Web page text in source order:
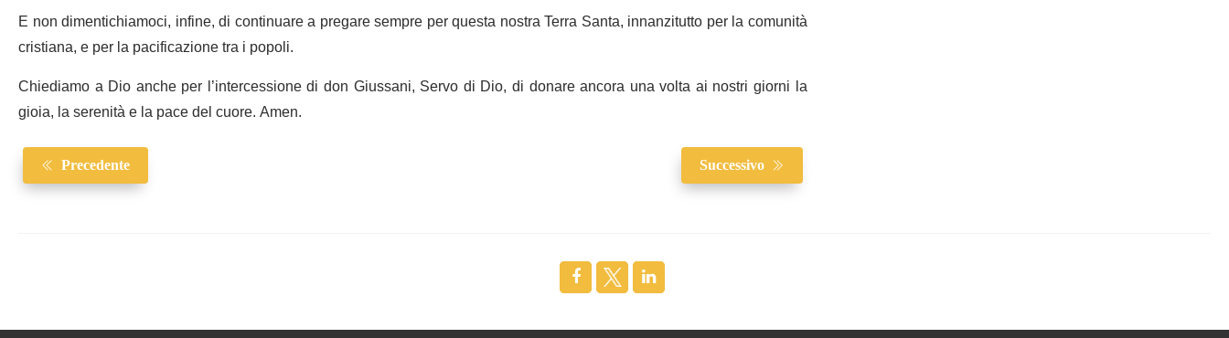
E non dimentichiamoci, infine, di continuare a pregare sempre per questa nostra Terra Santa, innanzitutto per la comunità
cristiana, e per la pacificazione tra i popoli.
Chiediamo a Dio anche per l’intercessione di don Giussani, Servo di Dio, di donare ancora una volta ai nostri giorni la
gioia, la serenità e la pace del cuore. Amen.
Precedente Successivo